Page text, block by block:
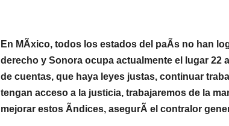
En MÃxico, todos los estados del paÃs no han
derecho y Sonora ocupa actualmente el lugar 22
de cuentas, que haya leyes justas, continuar
tengan acceso a la justicia, trabajaremos de la
mejorar estos Ãndices, asegurÃ el contralor